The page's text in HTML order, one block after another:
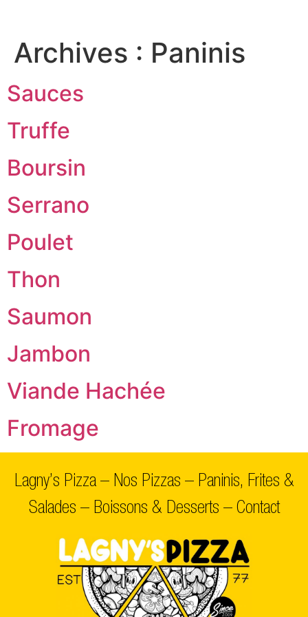
Archives : Paninis
Sauces
Truffe
Boursin
Serrano
Poulet
Thon
Saumon
Jambon
Viande Hachée
Fromage
Lagny’s Pizza – Nos Pizzas – Paninis, Frites &
Salades – Boissons & Desserts – Contact